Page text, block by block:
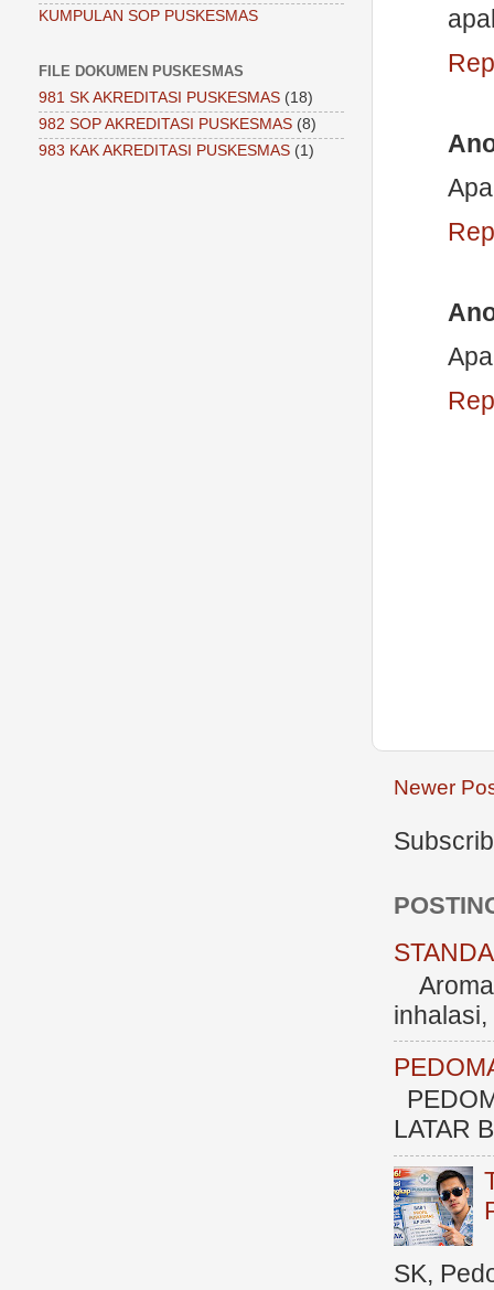
Newer
LATAR
SK,
KUMPULAN SOP PUSKESMAS
FILE DOKUMEN PUSKESMAS
981 SK AKREDITASI PUSKESMAS (18)
982 SOP AKREDITASI PUSKESMAS (8)
983 KAK AKREDITASI PUSKESMAS (1)